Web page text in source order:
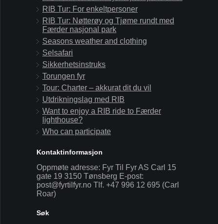
RIB Tur: For enkeltpersoner
RIB Tur: Nøtterøy og Tjøme rundt med
Færder nasjonal park
Seasons weather and clothing
Selsafari
Sikkerhetsinstruks
Torungen fyr
Tour: Charter – akkurat dit du vil
Utdrikningslag med RIB
Want to enjoy a RIB ride to Færder
lighthouse?
Who can participate
Kontaktinformasjon
Oppmøte adresse: Fyr Til Fyr AS Carl 15
gate 19 3150 Tønsberg E-post:
post@fyrtilfyr.no Tlf. +47 996 12 695 (Carl
Roar)
Søk